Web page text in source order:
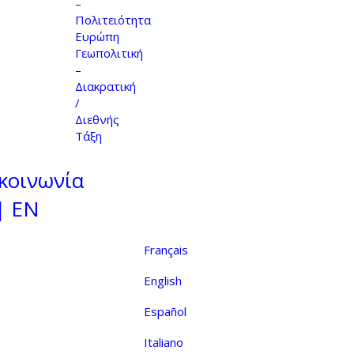
–
Πολιτειότητα
Ευρώπη
Γεωπολιτική
–
Διακρατική
/
Διεθνής
Τάξη
EN
Français
English
Español
Italiano